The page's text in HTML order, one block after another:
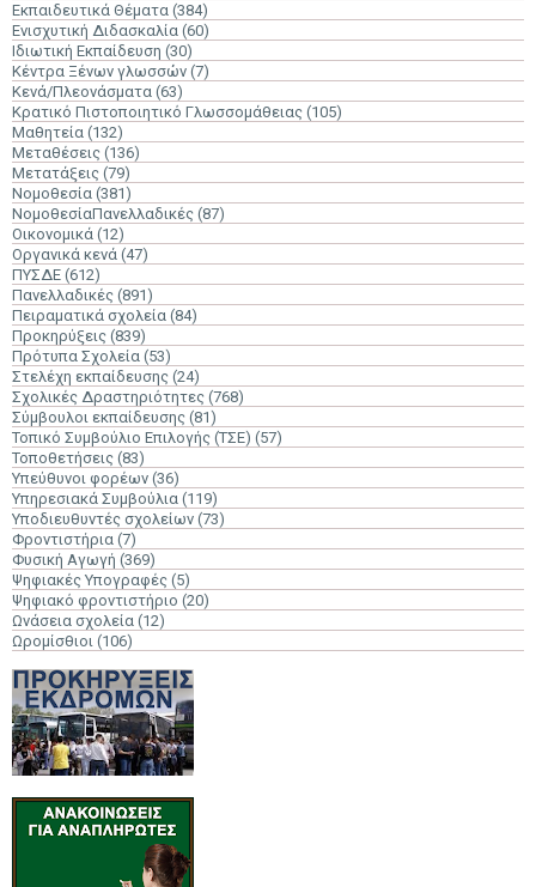
Εκπαιδευτικά Θέματα (384)
Ενισχυτική Διδασκαλία (60)
Ιδιωτική Εκπαίδευση (30)
Κέντρα Ξένων γλωσσών (7)
Κενά/Πλεονάσματα (63)
Κρατικό Πιστοποιητικό Γλωσσομάθειας (105)
Μαθητεία (132)
Μεταθέσεις (136)
Μετατάξεις (79)
Νομοθεσία (381)
ΝομοθεσίαΠανελλαδικές (87)
Οικονομικά (12)
Οργανικά κενά (47)
ΠΥΣΔΕ (612)
Πανελλαδικές (891)
Πειραματικά σχολεία (84)
Προκηρύξεις (839)
Πρότυπα Σχολεία (53)
Στελέχη εκπαίδευσης (24)
Σχολικές Δραστηριότητες (768)
Σύμβουλοι εκπαίδευσης (81)
Τοπικό Συμβούλιο Επιλογής (ΤΣΕ) (57)
Τοποθετήσεις (83)
Υπεύθυνοι φορέων (36)
Υπηρεσιακά Συμβούλια (119)
Υποδιευθυντές σχολείων (73)
Φροντιστήρια (7)
Φυσική Αγωγή (369)
Ψηφιακές Υπογραφές (5)
Ψηφιακό φροντιστήριο (20)
Ωνάσεια σχολεία (12)
Ωρομίσθιοι (106)